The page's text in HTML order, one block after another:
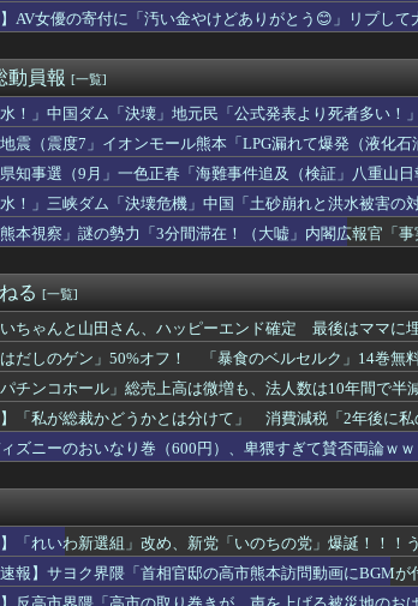
ュ力不要、年の半分休み、午前で終わる仕事」←コイツ
の同級生をストーカー行為か 24歳の女を逮捕 男性の
えない…急速な「デジタル化」に取り残される60代母、
レに全裸の男がいる」 観光センターのトイレに侵入し
明「泥棒が『泥棒を捕まえろ』と叫ぶようなやり口で中
ックドア 外部から完全制御できる機能が仕込まれていた
の？
から車が落下 車を運転していた77歳男性が意識不明 ...
「オーストラリアで日本人女性が売春」
で迂回路が開通している道路を2年半放置されていると印
ら性被害、別職場への復職希望に応じない不適切対応…
景に首相の財務省への強い不信と人事介入の示唆 歴代
対しサイバー攻撃…英政府機関の性能評価試験中！
】AV女優の寄付に「汚い金やけどありがとう😊」リプし
動員報 [一覧]
！」中国ダム「決壊」地元民「公式発表より死者多い！
」台風13号「三峡ﾀﾞﾑ接近中」→
震（震度7」イオンモール熊本「LPG漏れて爆発（液化
説明の虚偽を認める（営業部長発言」→
知事選（9月」一色正春「海難事件追及（検証」八重山
抗議団体の構成組織は日本共産党」→
！」三峡ダム「決壊危機」中国「土砂崩れと洪水被害の
」中国「現場封鎖！（空撮削除」→
本視察」謎の勢力「3分間滞在！（大嘘」内閣広報官「
る [一覧]
いちゃんと山田さん、ハッピーエンド確定 最後はママに
はだしのゲン」50%オフ！ 「暴食のベルセルク」14巻無
パチンコホール」総売上高は微増も、法人数は10年間で
】「私が総裁かどうかとは分けて」 消費減税「2年後に
ィズニーのおいなり巻（600円）、卑猥すぎて賛否両論ｗ
】「れいわ新選組」改め、新党「いのちの党」爆誕！！！
速報】サヨク界隈「首相官邸の高市熊本訪問動画にBGM
当時は批判なかった」（動画）